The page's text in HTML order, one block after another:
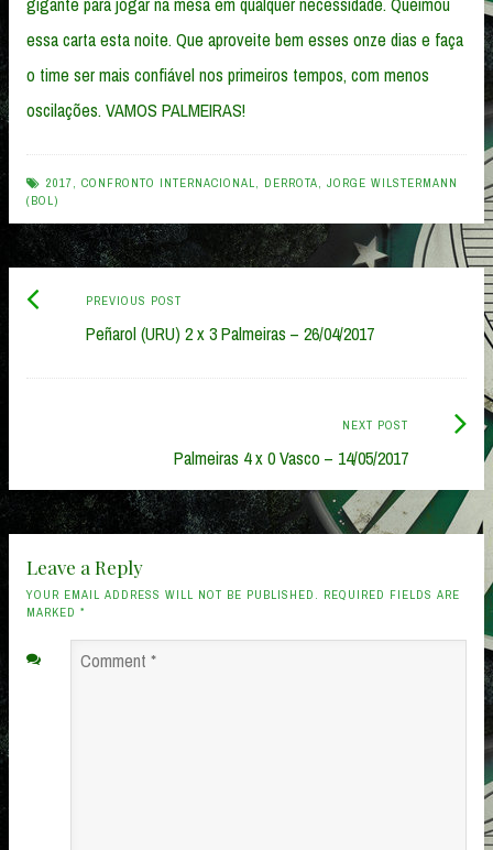
essa carta esta noite. Que aproveite bem esses onze dias e faça
o time ser mais confiável nos primeiros tempos, com menos
oscilações. VAMOS PALMEIRAS!
2017, CONFRONTO INTERNACIONAL, DERROTA, JORGE WILSTERMANN
(BOL)
Post
navigation
PREVIOUS POSTPrevious
post:
Peñarol (URU) 2 x 3 Palmeiras – 26/04/2017
NEXT POST
Palmeiras 4 x 0 Vasco – 14/05/2017
Next
Leave a Reply
YOUR EMAIL ADDRESS WILL NOT BE PUBLISHED. REQUIRED FIELDS ARE
MARKED *
Comment